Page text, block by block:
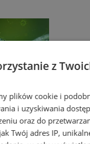
z
plików cookie i
i uzyskiwania
oraz do
Twój adres IP,